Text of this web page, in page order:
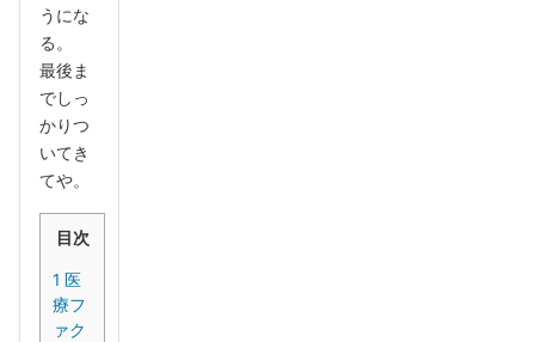
うにな
る。
最後ま
でしっ
かりつ
いてき
てや。
目次
1 医
療フ
ァク